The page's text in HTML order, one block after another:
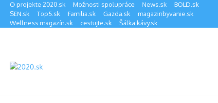
Preskočiť na obsah
O projekte 2020.sk Možnosti spolupráce News.sk
BOLD.sk
SEN.sk
Top5.sk Familia.sk Gazda.sk
magazinbyvanie.sk
Wellness magazín.sk
cestujte.sk Šálka kávy.sk